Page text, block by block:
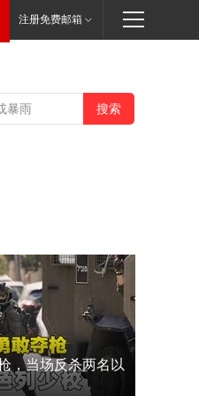
注册免费邮箱
，当场反杀两名以